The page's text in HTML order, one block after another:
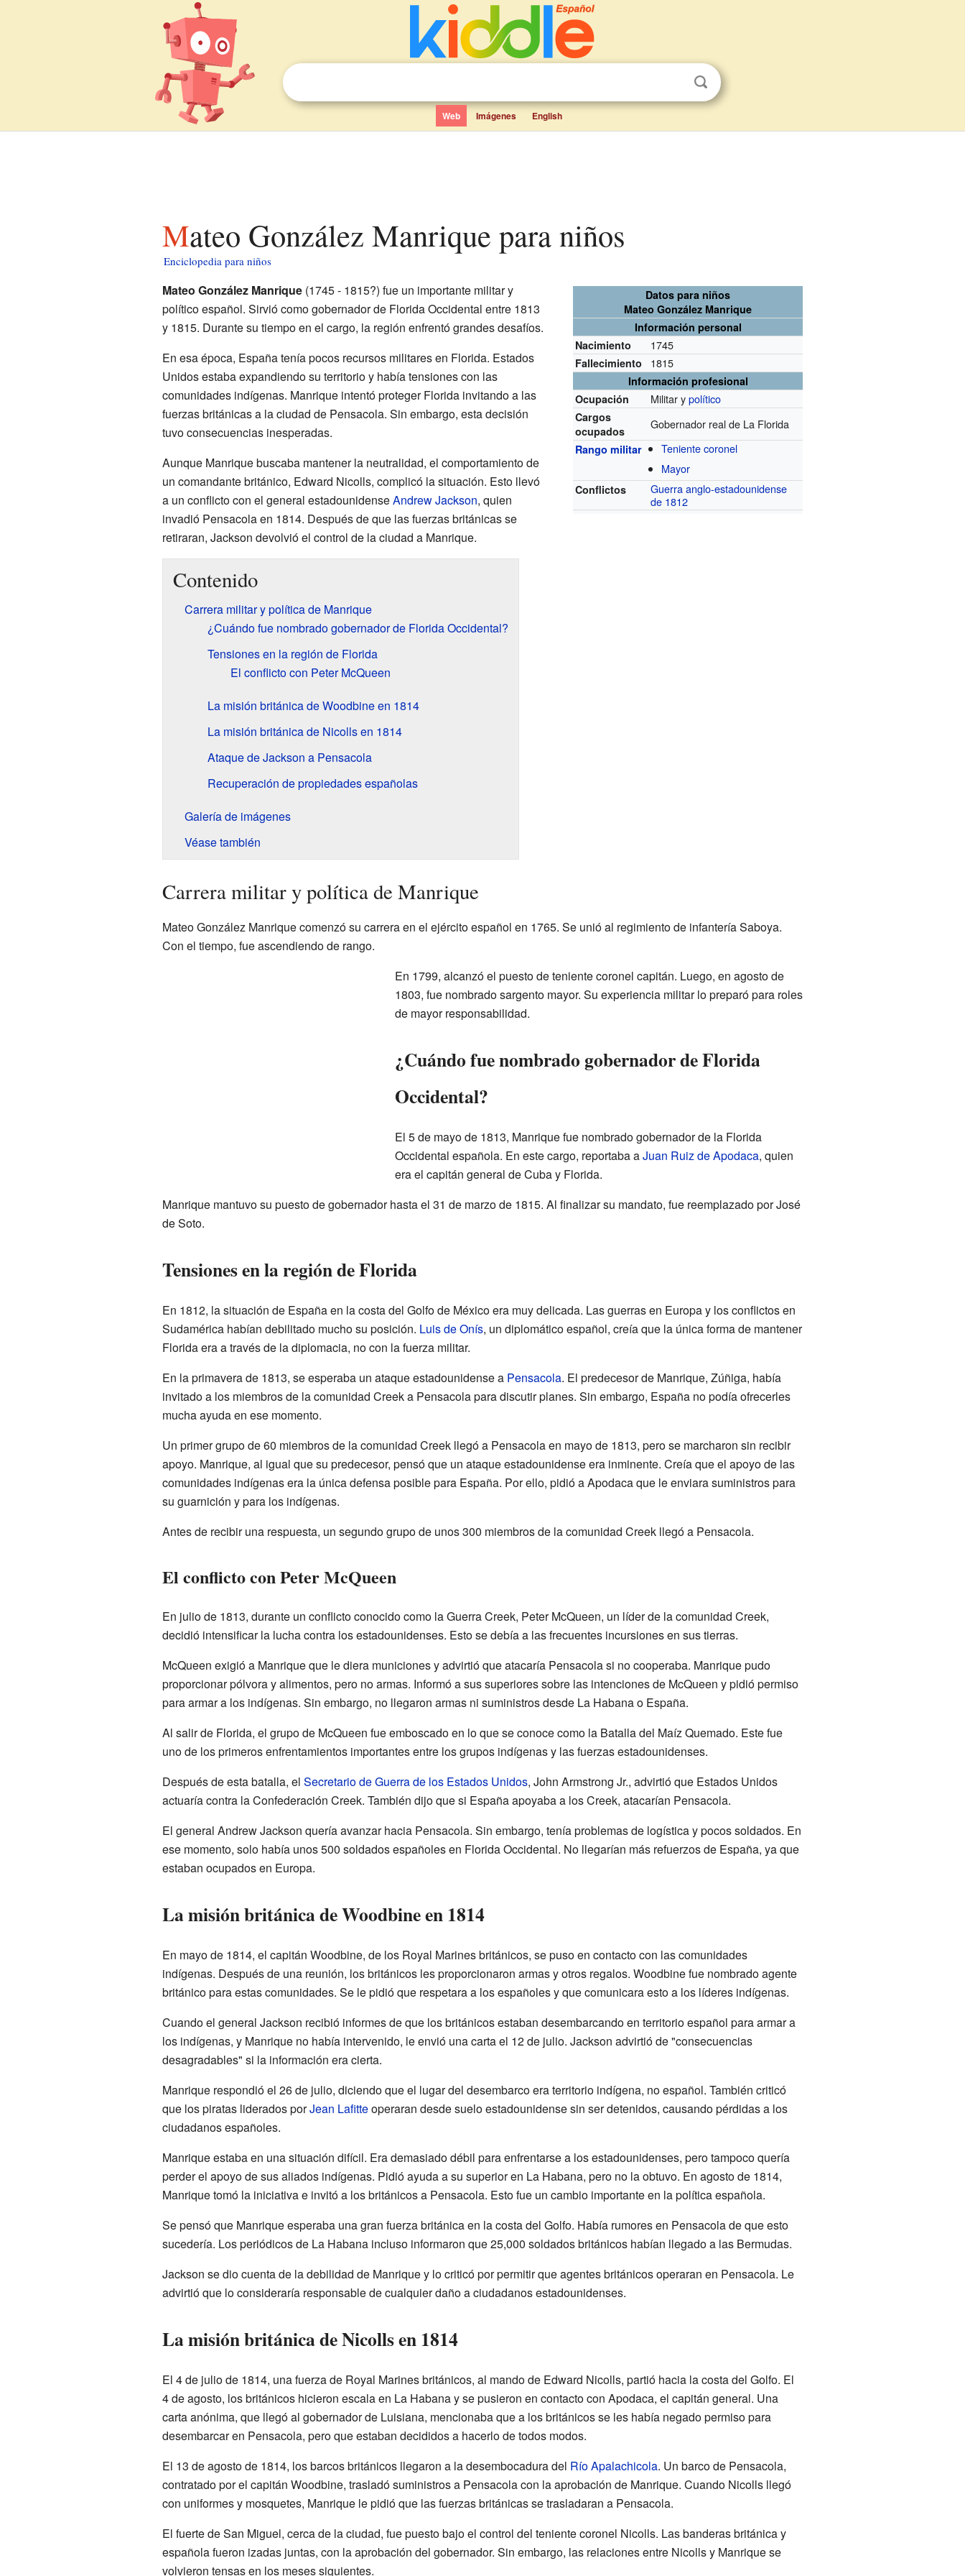
Web Imágenes English
Mateo González Manrique para niños
Enciclopedia para niños
Datos para niños
Mateo González Manrique
Información personal
Nacimiento
1745
Fallecimiento 1815
Información profesional
Ocupación
Militar ypolítico
Cargos
ocupados
Gobernador real de La Florida
Rango militar
Teniente coronel
Mayor
Conflictos
Guerra anglo-estadounidense
de 1812
Mateo González Manrique(1745 - 1815?) fue un importante militar y
político español. Sirvió como gobernador de Florida Occidental entre 1813
y 1815. Durante su tiempo en el cargo, la región enfrentó grandes desafíos.
En esa época, España tenía pocos recursos militares en Florida. Estados
Unidos estaba expandiendo su territorio y había tensiones con las
comunidades indígenas. Manrique intentó proteger Florida invitando a las
fuerzas británicas a la ciudad de Pensacola. Sin embargo, esta decisión
tuvo consecuencias inesperadas.
Aunque Manrique buscaba mantener la neutralidad, el comportamiento de
un comandante británico, Edward Nicolls, complicó la situación. Esto llevó
a un conflicto con el general estadounidenseAndrew Jackson, quien
invadió Pensacola en 1814. Después de que las fuerzas británicas se
retiraran, Jackson devolvió el control de la ciudad a Manrique.
Contenido
Carrera militar y política de Manrique
¿Cuándo fue nombrado gobernador de Florida Occidental?
Tensiones en la región de Florida
El conflicto con Peter McQueen
La misión británica de Woodbine en 1814
La misión británica de Nicolls en 1814
Ataque de Jackson a Pensacola
Recuperación de propiedades españolas
Galería de imágenes
Véase también
Carrera militar y política de Manrique
Mateo González Manrique comenzó su carrera en el ejército español en 1765. Se unió al regimiento de infantería Saboya.
Con el tiempo, fue ascendiendo de rango.
En 1799, alcanzó el puesto de teniente coronel capitán. Luego, en agosto de
1803, fue nombrado sargento mayor. Su experiencia militar lo preparó para roles
de mayor responsabilidad.
¿Cuándo fue nombrado gobernador de Florida
Occidental?
El 5 de mayo de 1813, Manrique fue nombrado gobernador de la Florida
Occidental española. En este cargo, reportaba aJuan Ruiz de Apodaca, quien
era el capitán general de Cuba y Florida.
Manrique mantuvo su puesto de gobernador hasta el 31 de marzo de 1815. Al finalizar su mandato, fue reemplazado por José
de Soto.
Tensiones en la región de Florida
En 1812, la situación de España en la costa del Golfo de México era muy delicada. Las guerras en Europa y los conflictos en
Sudamérica habían debilitado mucho su posición. Luis de Onís, un diplomático español, creía que la única forma de mantener
Florida era a través de la diplomacia, no con la fuerza militar.
En la primavera de 1813, se esperaba un ataque estadounidense a Pensacola. El predecesor de Manrique, Zúñiga, había
invitado a los miembros de la comunidad Creek a Pensacola para discutir planes. Sin embargo, España no podía ofrecerles
mucha ayuda en ese momento.
Un primer grupo de 60 miembros de la comunidad Creek llegó a Pensacola en mayo de 1813, pero se marcharon sin recibir
apoyo. Manrique, al igual que su predecesor, pensó que un ataque estadounidense era inminente. Creía que el apoyo de las
comunidades indígenas era la única defensa posible para España. Por ello, pidió a Apodaca que le enviara suministros para
su guarnición y para los indígenas.
Antes de recibir una respuesta, un segundo grupo de unos 300 miembros de la comunidad Creek llegó a Pensacola.
El conflicto con Peter McQueen
En julio de 1813, durante un conflicto conocido como la Guerra Creek, Peter McQueen, un líder de la comunidad Creek,
decidió intensificar la lucha contra los estadounidenses. Esto se debía a las frecuentes incursiones en sus tierras.
McQueen exigió a Manrique que le diera municiones y advirtió que atacaría Pensacola si no cooperaba. Manrique pudo
proporcionar pólvora y alimentos, pero no armas. Informó a sus superiores sobre las intenciones de McQueen y pidió permiso
para armar a los indígenas. Sin embargo, no llegaron armas ni suministros desde La Habana o España.
Al salir de Florida, el grupo de McQueen fue emboscado en lo que se conoce como la Batalla del Maíz Quemado. Este fue
uno de los primeros enfrentamientos importantes entre los grupos indígenas y las fuerzas estadounidenses.
Después de esta batalla, el Secretario de Guerra de los Estados Unidos, John Armstrong Jr., advirtió que Estados Unidos
actuaría contra la Confederación Creek. También dijo que si España apoyaba a los Creek, atacarían Pensacola.
El general Andrew Jackson quería avanzar hacia Pensacola. Sin embargo, tenía problemas de logística y pocos soldados. En
ese momento, solo había unos 500 soldados españoles en Florida Occidental. No llegarían más refuerzos de España, ya que
estaban ocupados en Europa.
La misión británica de Woodbine en 1814
En mayo de 1814, el capitán Woodbine, de los Royal Marines británicos, se puso en contacto con las comunidades
indígenas. Después de una reunión, los británicos les proporcionaron armas y otros regalos. Woodbine fue nombrado agente
británico para estas comunidades. Se le pidió que respetara a los españoles y que comunicara esto a los líderes indígenas.
Cuando el general Jackson recibió informes de que los británicos estaban desembarcando en territorio español para armar a
los indígenas, y Manrique no había intervenido, le envió una carta el 12 de julio. Jackson advirtió de "consecuencias
desagradables" si la información era cierta.
Manrique respondió el 26 de julio, diciendo que el lugar del desembarco era territorio indígena, no español. También criticó
que los piratas liderados porJean Lafitteoperaran desde suelo estadounidense sin ser detenidos, causando pérdidas a los
ciudadanos españoles.
Manrique estaba en una situación difícil. Era demasiado débil para enfrentarse a los estadounidenses, pero tampoco quería
perder el apoyo de sus aliados indígenas. Pidió ayuda a su superior en La Habana, pero no la obtuvo. En agosto de 1814,
Manrique tomó la iniciativa e invitó a los británicos a Pensacola. Esto fue un cambio importante en la política española.
Se pensó que Manrique esperaba una gran fuerza británica en la costa del Golfo. Había rumores en Pensacola de que esto
sucedería. Los periódicos de La Habana incluso informaron que 25,000 soldados británicos habían llegado a las Bermudas.
Jackson se dio cuenta de la debilidad de Manrique y lo criticó por permitir que agentes británicos operaran en Pensacola. Le
advirtió que lo consideraría responsable de cualquier daño a ciudadanos estadounidenses.
La misión británica de Nicolls en 1814
El 4 de julio de 1814, una fuerza de Royal Marines británicos, al mando de Edward Nicolls, partió hacia la costa del Golfo. El
4 de agosto, los británicos hicieron escala en La Habana y se pusieron en contacto con Apodaca, el capitán general. Una
carta anónima, que llegó al gobernador de Luisiana, mencionaba que a los británicos se les había negado permiso para
desembarcar en Pensacola, pero que estaban decididos a hacerlo de todos modos.
El 13 de agosto de 1814, los barcos británicos llegaron a la desembocadura del Río Apalachicola. Un barco de Pensacola,
contratado por el capitán Woodbine, trasladó suministros a Pensacola con la aprobación de Manrique. Cuando Nicolls llegó
con uniformes y mosquetes, Manrique le pidió que las fuerzas británicas se trasladaran a Pensacola.
El fuerte de San Miguel, cerca de la ciudad, fue puesto bajo el control del teniente coronel Nicolls. Las banderas británica y
española fueron izadas juntas, con la aprobación del gobernador. Sin embargo, las relaciones entre Nicolls y Manrique se
volvieron tensas en los meses siguientes.